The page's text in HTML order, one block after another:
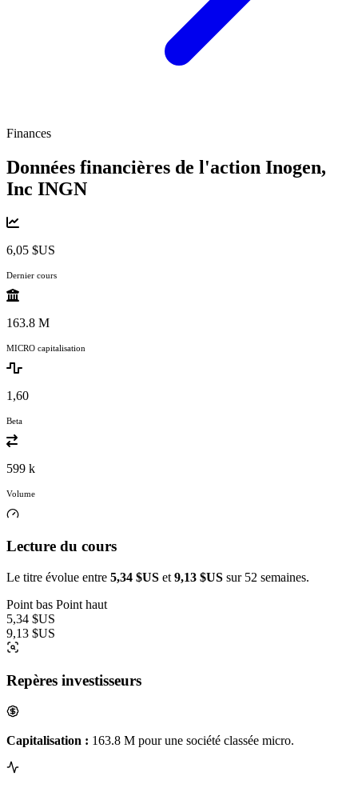
Finances
Données financières de l'action Inogen,
Inc INGN
6,05 $US
Dernier cours
163.8 M
MICRO capitalisation
1,60
Beta
599 k
Volume
Lecture du cours
Le titre évolue entre 5,34 $US et 9,13 $US sur 52 semaines.
Point bas Point haut
5,34 $US
9,13 $US
Repères investisseurs
Capitalisation : 163.8 M pour une société classée micro.